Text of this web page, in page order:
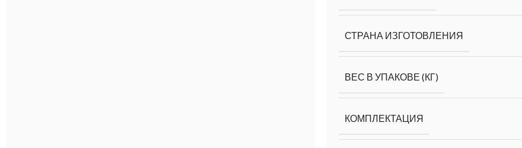
СТРАНА ИЗГОТОВЛЕНИЯ
ВЕС В УПАКОВЕ (КГ)
КОМПЛЕКТАЦИЯ